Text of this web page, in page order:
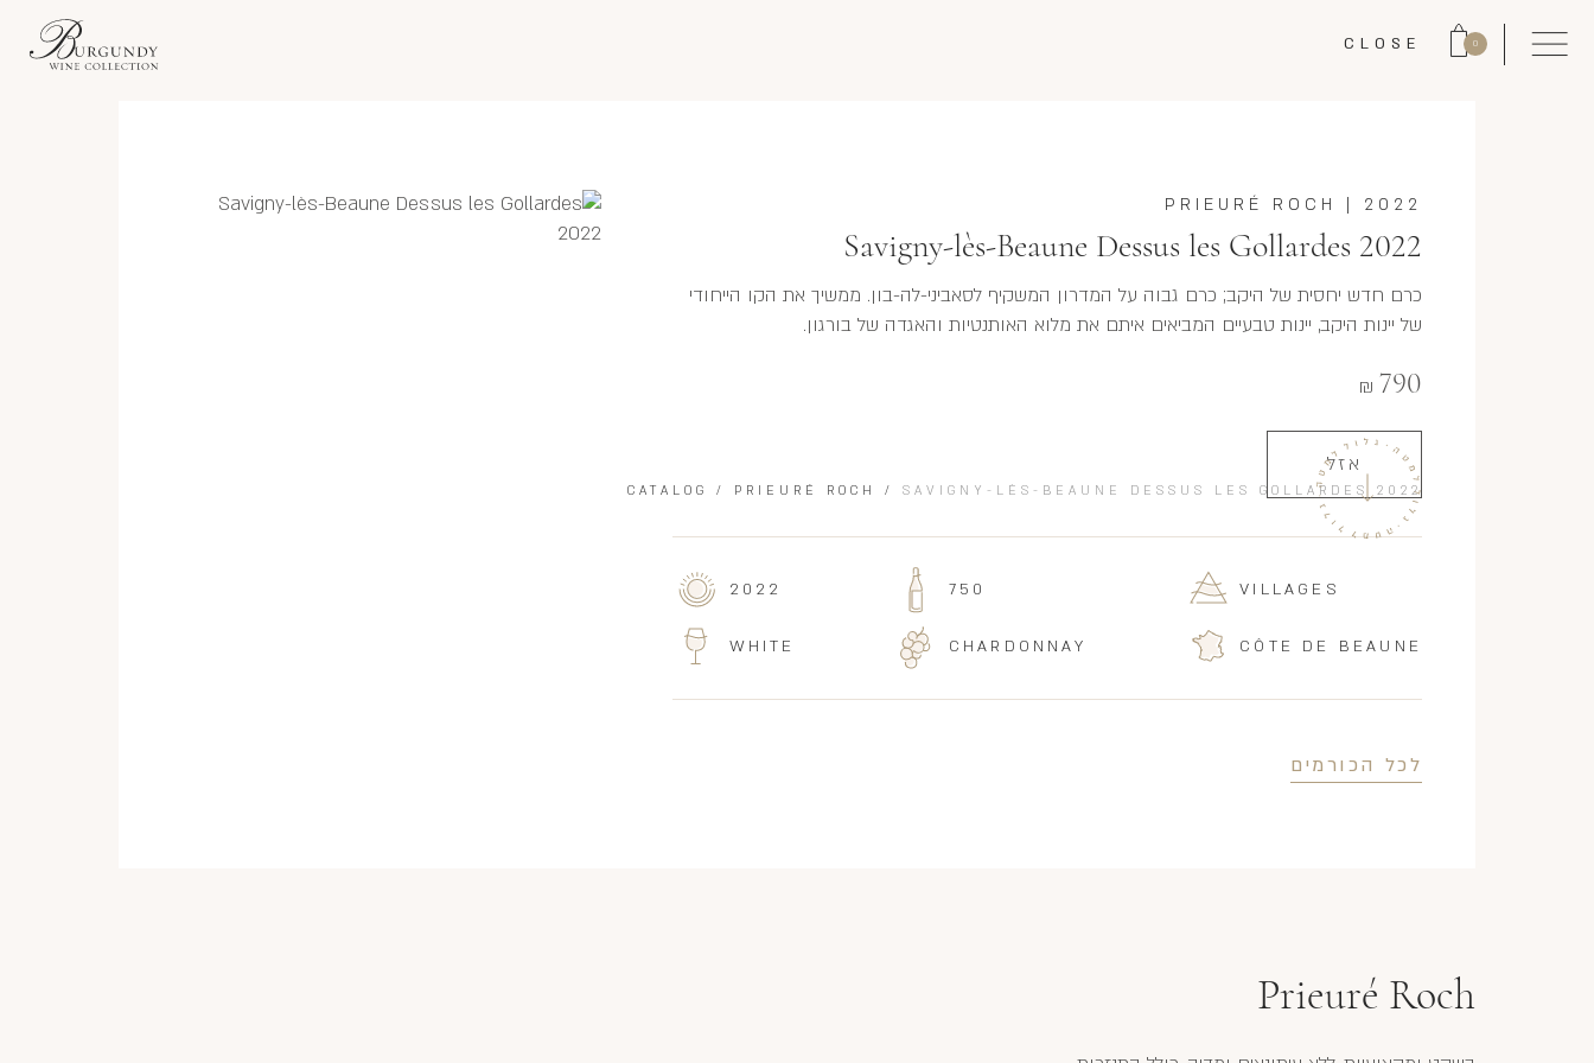
0
CLOSE
CATALOG / PRIEURÉ ROCH / SAVIGNY-LÈS-BEAUNE DESSUS LES GOLLARDES 2022
2022
|
PRIEURÉ ROCH
Savigny-lès-Beaune Dessus les Gollardes 2022
כרם חדש יחסית של היקב; כרם גבוה על המדרון המשקיף לסאביני-לה-בון. ממשיך את הקו הייחודי
של יינות היקב, יינות טבעיים המביאים איתם את מלוא האותנטיות והאגדה של בורגון.
790
₪
אזל
2022
WHITE
750
CHARDONNAY
VILLAGES
CÔTE DE BEAUNE
לכל הכורמים
Prieuré Roch